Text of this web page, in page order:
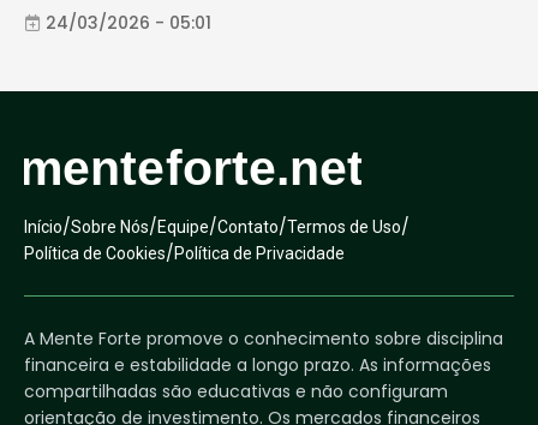
24/03/2026 - 05:01
Início/Sobre Nós/Equipe/Contato/Termos de Uso/
Política de Cookies/Política de Privacidade
A Mente Forte promove o conhecimento sobre disciplina
financeira e estabilidade a longo prazo. As informações
compartilhadas são educativas e não configuram
orientação de investimento. Os mercados financeiros